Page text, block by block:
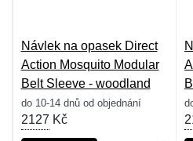
Návlek na opasek Direct
Action Mosquito Modular
Belt Sleeve - woodland
do 10-14 dnů od objednání
2127 Kč